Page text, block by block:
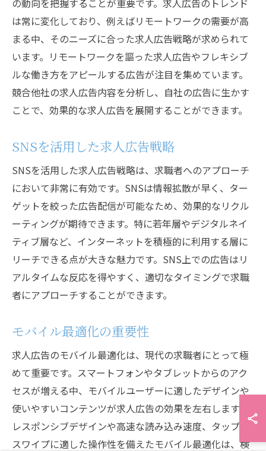
の動向を把握することが重要です。求人広告のトレンド
は常に変化しており、例えばリモートワークの需要が高
まる中、そのニーズに合った求人広告戦略が求められて
います。リモートワークを謳った求人広告やフレキシブ
ルな働き方をアピールする広告が注目を集めています。
競合他社の求人広告内容を分析し、自社の広告に生かす
ことで、効果的な求人広告を展開することができます。
SNSを活用した求人広告戦略
SNSを活用した求人広告戦略は、求職者へのアプローチ
において非常に有効です。SNSは情報拡散が早く、ター
ゲットを絞った広告配信が可能なため、効果的なリクル
ーティングが期待できます。特に若年層やデジタルネイ
ティブ層など、インターネットを積極的に利用する層に
リーチできる点が大きな魅力です。SNS上での広告はリ
アルタイムな反応を得やすく、適切なタイミングで求職
者にアプローチすることができます。
モバイル最適化の重要性
求人広告のモバイル最適化は、現代の求職者にとって極
めて重要です。スマートフォンやタブレットからのアク
セスが増える中、モバイルユーザーに適したデザインや
使いやすいコンテンツが求人広告の効果を左右します。
レスポンシブデザインや高速な読み込み速度、タップや
スワイプに適した操作性を備えたモバイル最適化は、検